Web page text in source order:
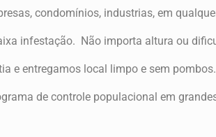
condomínios, industrias, em
infestação. Não importa altura ou
e entregamos local limpo e sem pombos.
de controle populacional em